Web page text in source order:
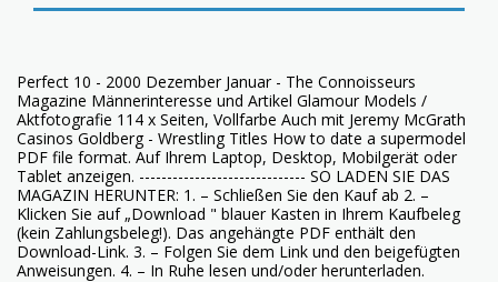
Perfect 10 - 2000 Dezember Januar - The Connoisseurs
Magazine Männerinteresse und Artikel Glamour Models /
Aktfotografie 114 x Seiten, Vollfarbe Auch mit Jeremy McGrath
Casinos Goldberg - Wrestling Titles How to date a supermodel
PDF file format. Auf Ihrem Laptop, Desktop, Mobilgerät oder
Tablet anzeigen. ------------------------------ SO LADEN SIE DAS
MAGAZIN HERUNTER: 1. – Schließen Sie den Kauf ab 2. –
Klicken Sie auf „Download " blauer Kasten in Ihrem Kaufbeleg
(kein Zahlungsbeleg!). Das angehängte PDF enthält den
Download-Link. 3. – Folgen Sie dem Link und den beigefügten
Anweisungen. 4. – In Ruhe lesen und/oder herunterladen.